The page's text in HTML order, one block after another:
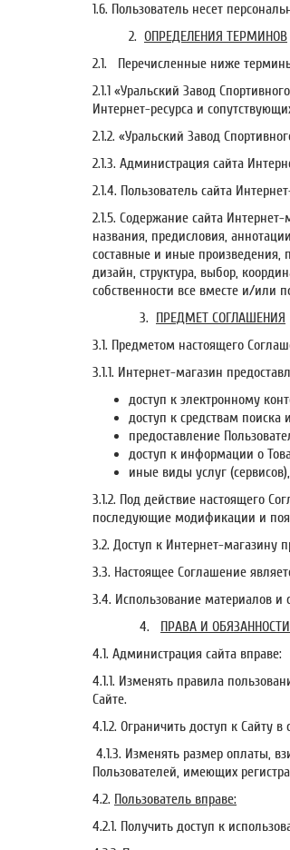
1.6. Пользователь несет
2. ОПРЕДЕЛЕНИЯ ТЕРМИНОВ
2.1. Перечисленные ниже
2.1.1 «Уральский Завод
Интернет-ресурса и
2.1.2. «Уральский Завод
2.1.3. Администрация сайта
2.1.4. Пользователь сайта
2.1.5. Содержание сайта
названия, предисловия,
составные и иные произведения,
дизайн, структура, выбор,
собственности все вместе и/или
3.
ПРЕДМЕТ СОГЛАШЕНИЯ
3.1. Предметом настоящего
3.1.1. Интернет-магазин
доступ к электронному
доступ к средствам
предоставление
доступ к информации о
иные виды услуг
3.1.2. Под действие настоящего
последующие модификации и
3.2. Доступ к Интернет-магазину
3.3. Настоящее Соглашение
3.4. Использование материалов и
4.
ПРАВА И
4.1. Администрация сайта вправе:
4.1.1. Изменять правила
Сайте.
4.1.2. Ограничить доступ к Сайту
4.1.3. Изменять размер оплаты,
Пользователей, имеющих
4.2. Пользователь вправе:
4.2.1. Получить доступ к